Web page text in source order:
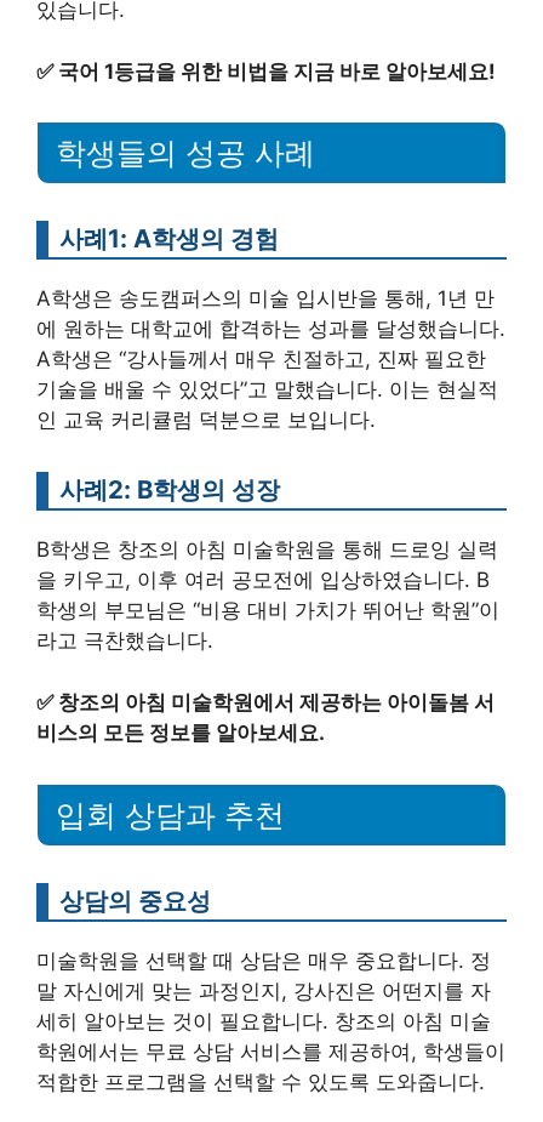
있습니다.
✅ 국어 1등급을 위한 비법을 지금 바로 알아보세요!
학생들의 성공 사례
사례1: A학생의 경험
A학생은 송도캠퍼스의 미술 입시반을 통해, 1년 만
에 원하는 대학교에 합격하는 성과를 달성했습니다.
A학생은 “강사들께서 매우 친절하고, 진짜 필요한
기술을 배울 수 있었다”고 말했습니다. 이는 현실적
인 교육 커리큘럼 덕분으로 보입니다.
사례2: B학생의 성장
B학생은 창조의 아침 미술학원을 통해 드로잉 실력
을 키우고, 이후 여러 공모전에 입상하였습니다. B
학생의 부모님은 “비용 대비 가치가 뛰어난 학원”이
라고 극찬했습니다.
✅ 창조의 아침 미술학원에서 제공하는 아이돌봄 서
비스의 모든 정보를 알아보세요.
입회 상담과 추천
상담의 중요성
미술학원을 선택할 때 상담은 매우 중요합니다. 정
말 자신에게 맞는 과정인지, 강사진은 어떤지를 자
세히 알아보는 것이 필요합니다. 창조의 아침 미술
학원에서는 무료 상담 서비스를 제공하여, 학생들이
적합한 프로그램을 선택할 수 있도록 도와줍니다.